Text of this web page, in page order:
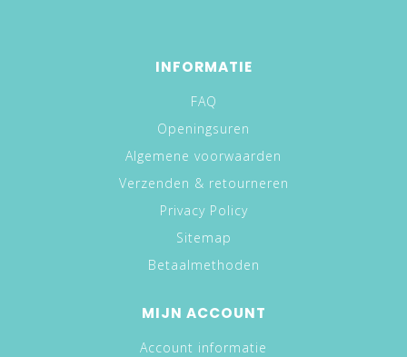
INFORMATIE
FAQ
Openingsuren
Algemene voorwaarden
Verzenden & retourneren
Privacy Policy
Sitemap
Betaalmethoden
MIJN ACCOUNT
Account informatie